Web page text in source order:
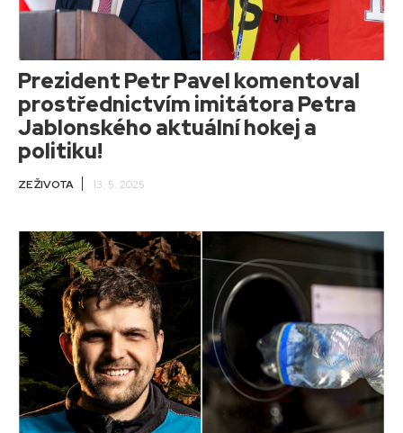
Prezident Petr Pavel komentoval
prostřednictvím imitátora Petra
Jablonského aktuální hokej a
politiku!
ZE ŽIVOTA 13. 5. 2025